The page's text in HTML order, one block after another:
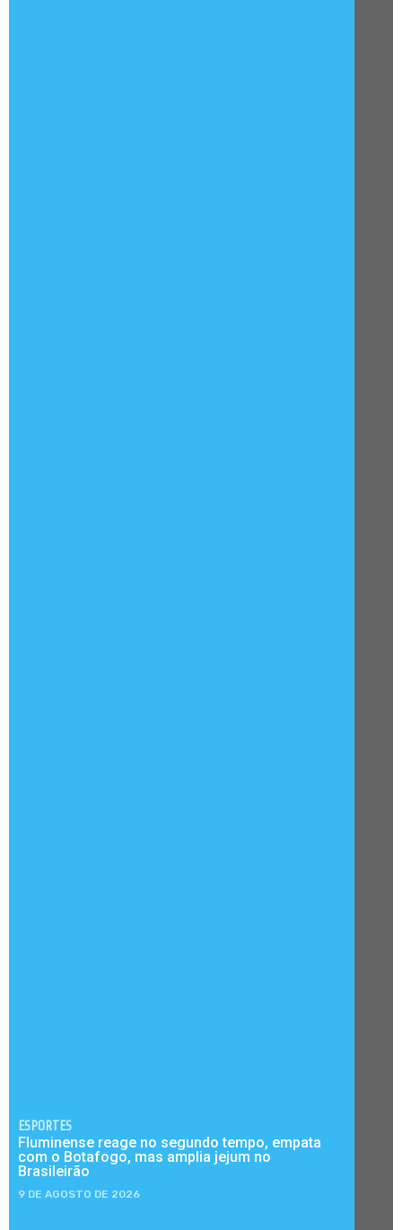
ESPORTES
Fluminense reage no segundo tempo, empata
com o Botafogo, mas amplia jejum no
Brasileirão
9 DE AGOSTO DE 2026